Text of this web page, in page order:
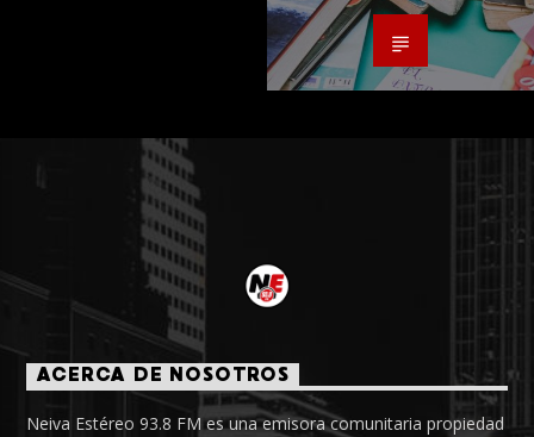
ACERCA DE NOSOTROS
Neiva Estéreo 93.8 FM es una emisora comunitaria propiedad